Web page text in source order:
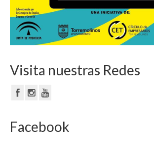
Visita nuestras Redes
Facebook